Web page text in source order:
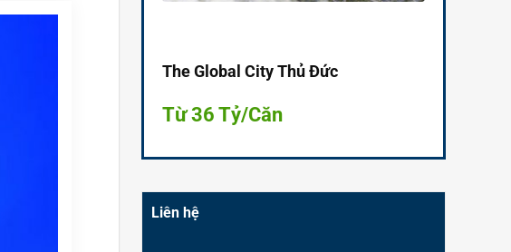
The Global City Thủ Đức
Từ 36 Tỷ/Căn
Liên hệ